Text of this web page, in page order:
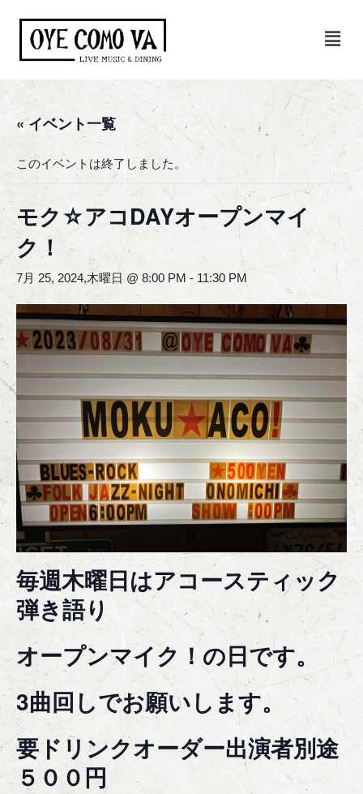
ン
テ
ツ
ス
ッ
プ
« イベント一覧
このイベントは終了しました。
モク☆アコDAYオープンマイ
ク！
7月 25, 2024,木曜日 @ 8:00 PM - 11:30 PM
毎週木曜日はアコースティック
弾き語り
オープンマイク！の日です。
3曲回しでお願いします。
要ドリンクオーダー出演者別途
５００円